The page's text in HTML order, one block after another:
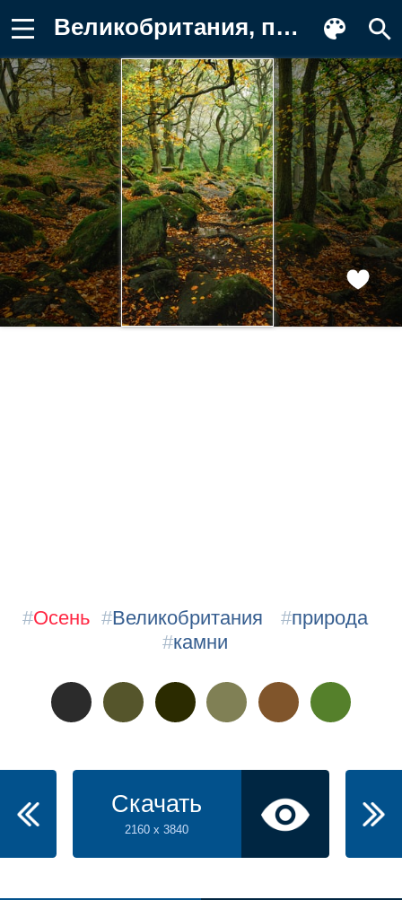
Великобритания, природа, камни Картинка для телефона
#Осень #Великобритания #природа
#камни
Скачать
2160 x 3840